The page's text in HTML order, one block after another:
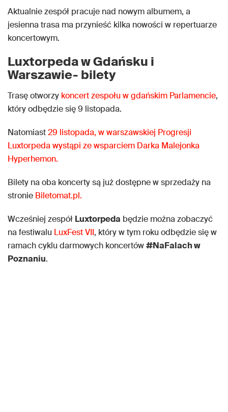
Aktualnie zespół pracuje nad nowym albumem, a
jesienna trasa ma przynieść kilka nowości w repertuarze
koncertowym.
Luxtorpeda w Gdańsku i
Warszawie- bilety
Trasę otworzy koncert zespołu w gdańskim Parlamencie,
który odbędzie się 9 listopada.
Natomiast29 listopada, w warszawskiej Progresji
Luxtorpeda wystąpi ze wsparciem Darka Malejonka
Hyperhemon.
Bilety na oba koncerty są już dostępne w sprzedaży na
stronie Biletomat.pl.
Wcześniej zespół Luxtorpeda będzie można zobaczyć
na festiwalu LuxFest VII, który w tym roku odbędzie się w
ramach cyklu darmowych koncertów#NaFalach w
Poznaniu.